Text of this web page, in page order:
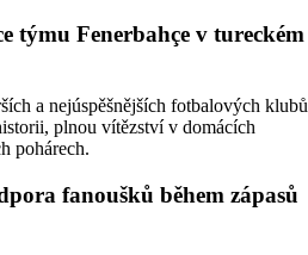
týmu Fenerbahçe v tureckém
a nejúspěšnějších fotbalových klubů
plnou vítězství v domácích
pohárech.
fanoušků během zápasů